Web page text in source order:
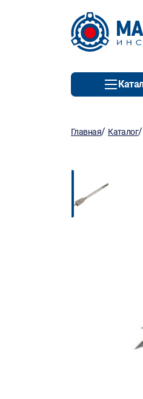
Главная/ Каталог